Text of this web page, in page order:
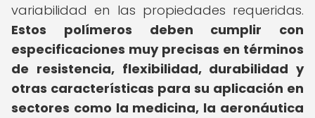
variabilidad en las propiedades requeridas.
Estos polímeros deben cumplir con
especificaciones muy precisas en términos
de resistencia, flexibilidad, durabilidad y
otras características para su aplicación en
sectores como la medicina, la aeronáutica